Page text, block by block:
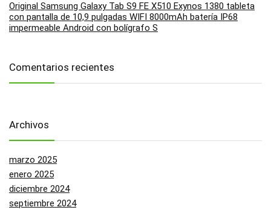
Original Samsung Galaxy Tab S9 FE X510 Exynos 1380 tableta
con pantalla de 10,9 pulgadas WIFI 8000mAh batería IP68
impermeable Android con bolígrafo S
Comentarios recientes
Archivos
marzo 2025
enero 2025
diciembre 2024
septiembre 2024